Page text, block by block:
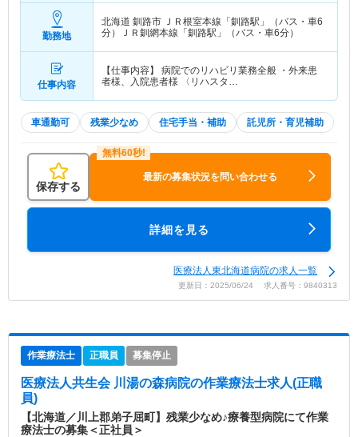
勤務地
北海道 釧路市 ＪＲ根室本線「釧路駅」（バス・車6
分）ＪＲ釧網本線「釧路駅」（バス・車6分）
仕事内容
【仕事内容】 病院でのリハビリ業務全般 ・外来患
者様、入院患者様 〈リハスタ…
車通勤可 残業少なめ 住宅手当・補助 託児所・育児補助
保存する
最新の募集状況を問い合わせる
詳細を見る
医療法人東北海道病院の求人一覧
更新日：2025/06/24 求人番号：9840313
作業療法士 正職員 募集停止
医療法人共生会 川湯の森病院の作業療法士求人(正職
員)
【北海道／川上郡弟子屈町】残業少なめ♪療養型病院にて作業
療法士の募集＜正社員＞